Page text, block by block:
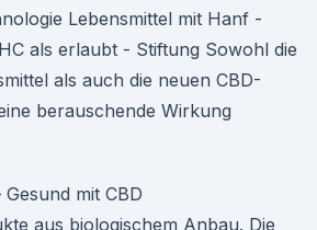
Lebensmittel mit Hanf -
als erlaubt - Stiftung Sowohl die
als auch die neuen CBD-
berauschende Wirkung
mit CBD
aus biologischem Anbau. Die